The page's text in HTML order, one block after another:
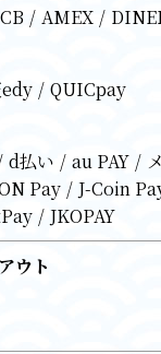
AMEX
QUICpay
d払い au PAY
Pay J-Coin
JKOPAY
ウト